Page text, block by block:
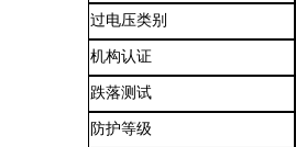
过电压类别
机构认证
跌落测试
防护等级